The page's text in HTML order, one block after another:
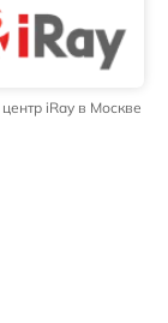
iRay в Москве